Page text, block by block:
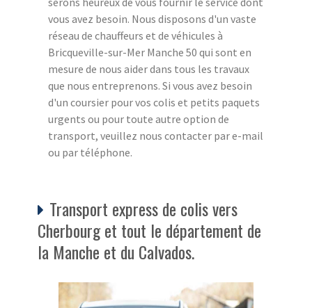
vous avez besoin. Nous disposons d'un vaste
réseau de chauffeurs et de véhicules à
Bricqueville-sur-Mer Manche 50 qui sont en
mesure de nous aider dans tous les travaux
que nous entreprenons. Si vous avez besoin
d'un coursier pour vos colis et petits paquets
urgents ou pour toute autre option de
transport, veuillez nous contacter par e-mail
ou par téléphone.
Transport express de colis vers
Cherbourg et tout le département de
la Manche et du Calvados.